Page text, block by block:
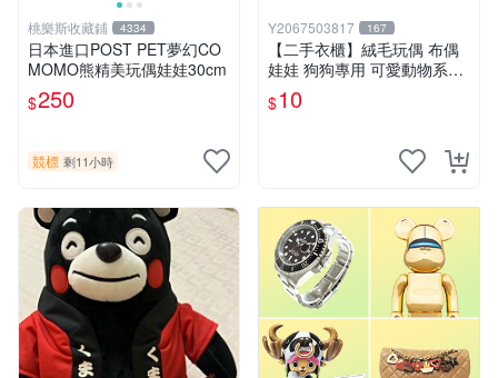
桃樂斯收藏鋪 4334
日本進口POST PET夢幻CO
MOMO熊精美玩偶娃娃30cm
$250
競標 剩11小時
Y2067503817 167
【二手衣櫃】絨毛玩偶 布偶
娃娃 狗狗專用 可愛動物系列
耐咬耐磨玩具 玩偶 粉紅熊寵
物玩具 1120929
$10